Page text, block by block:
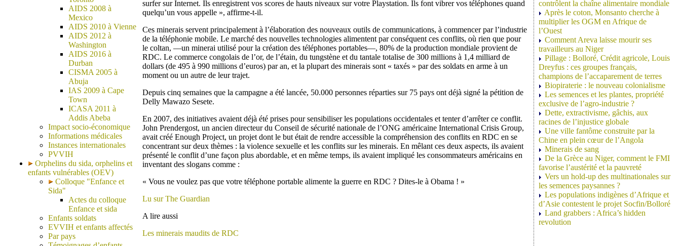
AIDS 2008 à
Mexico
AIDS 2010 à Vienne
AIDS 2012 à
Washington
AIDS 2016 à
Durban
CISMA 2005 à
Abuja
IAS 2009 à Cape
Town
ICASA 2011 à
Addis Abeba
Impact socio-économique
Informations médicales
Instances internationales
PVVIH
Orphelins du sida, orphelins et
enfants vulnérables (OEV)
Colloque "Enfance et
Sida"
Actes du colloque
Enfance et sida
Enfants soldats
EVVIH et enfants affectés
Par pays
surfer sur Internet. Ils enregistrent vos scores de hauts niveaux sur votre Playstation. Ils font vibrer vos téléphones quand
quelqu’un vous appelle », affirme-t-il.
Ces minerais servent principalement à l’élaboration des nouveaux outils de communications, à commencer par l’industrie
de la téléphonie mobile. Le marché des nouvelles technologies alimentent par conséquent ces conflits, où rien que pour
le coltan, —un minerai utilisé pour la création des téléphones portables—, 80% de la production mondiale provient de
RDC. Le commerce congolais de l’or, de l’étain, du tungstène et du tantale totalise de 300 millions à 1,4 milliard de
dollars (de 495 à 990 millions d’euros) par an, et la plupart des minerais sont « taxés » par des soldats en arme à un
moment ou un autre de leur trajet.
Depuis cinq semaines que la campagne a été lancée, 50.000 personnes réparties sur 75 pays ont déjà signé la pétition de
Delly Mawazo Sesete.
En 2007, des initiatives avaient déjà été prises pour sensibiliser les populations occidentales et tenter d’arrêter ce conflit.
John Prendergost, un ancien directeur du Conseil de sécurité nationale de l’ONG américaine International Crisis Group,
avait créé Enough Project, un projet dont le but était de rendre accessible la compréhension des conflits en RDC en se
concentrant sur deux thèmes : la violence sexuelle et les conflits sur les minerais. En mêlant ces deux aspects, ils avaient
présenté le conflit d’une façon plus abordable, et en même temps, ils avaient impliqué les consommateurs américains en
inventant des slogans comme :
« Vous ne voulez pas que votre téléphone portable alimente la guerre en RDC ? Dites-le à Obama ! »
Lu sur The Guardian
A lire aussi
Les minerais maudits de RDC
contrôlent la chaîne alimentaire mondiale
Après le coton, Monsanto cherche à
multiplier les OGM en Afrique de
l’Ouest
Comment Areva laisse mourir ses
travailleurs au Niger
Pillage : Bolloré, Crédit agricole, Louis
Dreyfus : ces groupes français,
champions de l’accaparement de terres
Biopiraterie : le nouveau colonialisme
Les semences et les plantes, propriété
exclusive de l’agro-industrie ?
Dette, extractivisme, gâchis, aux
racines de l’injustice globale
Une ville fantôme construite par la
Chine en plein cœur de l’Angola
Minerais de sang
De la Grèce au Niger, comment le FMI
favorise l’austérité et la pauvreté
Vers un hold-up des multinationales sur
les semences paysannes ?
Les populations indigènes d’Afrique et
d’Asie contestent le projet Socfin/Bolloré
Land grabbers : Africa’s hidden
revolution